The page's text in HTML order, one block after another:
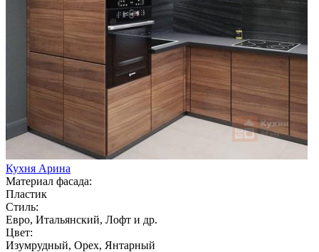
Кухня Арина
Материал фасада:
Пластик
Стиль:
Евро, Итальянский, Лофт и др.
Цвет:
Изумрудный, Орех, Янтарный